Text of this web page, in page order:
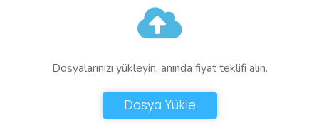
Dosyalarınızı yükleyin, anında fiyat teklifi alın.
Dosya Yükle